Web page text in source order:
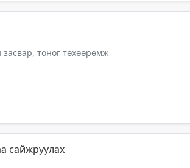
тоног төхөөрөмж
сайжруулах